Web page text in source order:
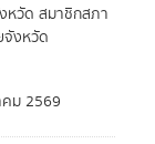
หวัด สมาชิกสภา
จังหวัด
ม 2569